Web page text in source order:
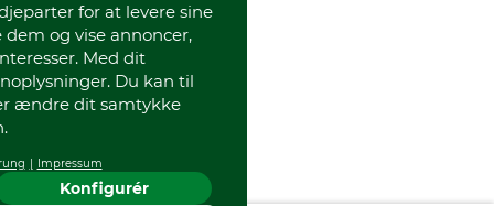
for at levere sine
og vise annoncer,
Med dit
Du kan til
ændre dit samtykke
Impressum
Konfigurér